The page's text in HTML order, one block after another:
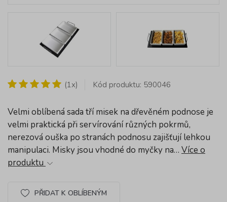
(1x) Kód produktu: 590046
Velmi oblíbená sada tří misek na dřevěném podnose je
velmi praktická při servírování různých pokrmů,
nerezová ouška po stranách podnosu zajišťují lehkou
manipulaci. Misky jsou vhodné do myčky na… Více o
produktu
PŘIDAT K OBLÍBENÝM